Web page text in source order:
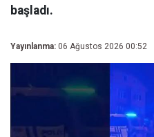
başladı.
Yayınlanma: 06 Ağustos 2026 00:52